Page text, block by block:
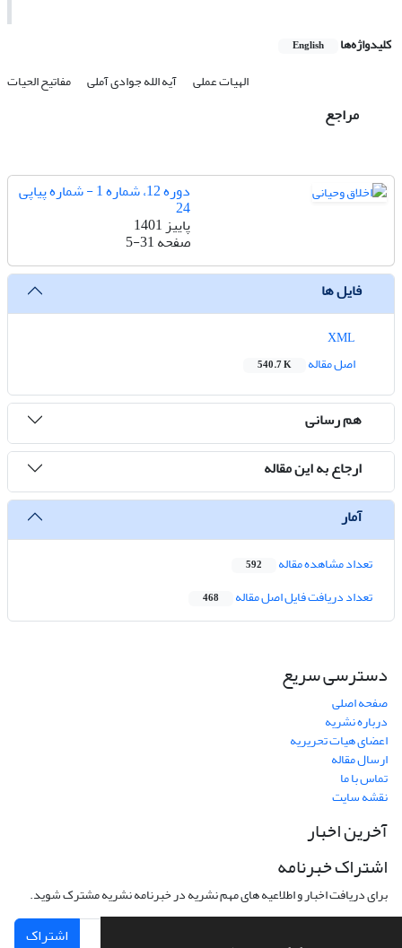
کلیدواژه‌ها English
الهیات عملی آیه الله جوادی آملی مفاتیح الحیات
مراجع
دوره 12، شماره 1 - شماره پیاپی
24
پاییز 1401
صفحه5-31
فایل ها
اصل مقاله
540.7 K
هم رسانی
ارجاع به این مقاله
آمار
تعداد مشاهده مقاله 592
تعداد دریافت فایل اصل مقاله 468
دسترسی سریع
صفحه اصلی
درباره نشریه
اعضای هیات تحریریه
ارسال مقاله
تماس با ما
نقشه سایت
آخرین اخبار
اشتراک خبرنامه
برای دریافت اخبار و اطلاعیه های مهم نشریه در خبرنامه نشریه مشترک شوید.
اشتراک